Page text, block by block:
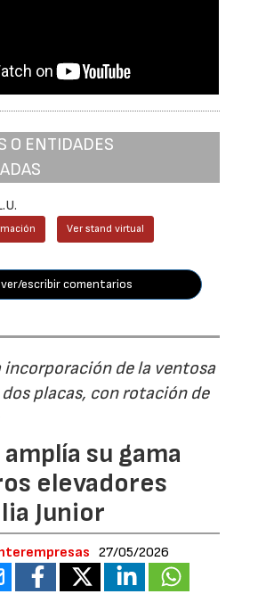
O ENTIDADES
Ver stand virtual
ver/escribir comentarios
incorporación de la ventosa
placas, con rotación de
su gama
elevadores
Junior
27/05/2026